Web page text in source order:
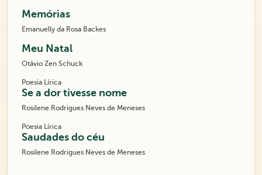
Memórias
Emanuelly da Rosa Backes
Meu Natal
Otávio Zen Schuck
Poesia Lírica
Se a dor tivesse nome
Rosilene Rodrigues Neves de Meneses
Poesia Lírica
Saudades do céu
Rosilene Rodrigues Neves de Meneses